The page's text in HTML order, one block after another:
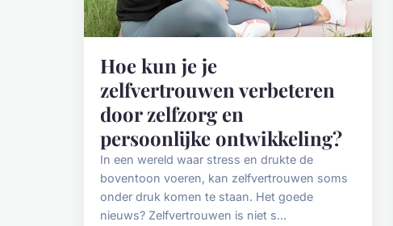
Hoe kun je je
zelfvertrouwen verbeteren
door zelfzorg en
persoonlijke ontwikkeling?
In een wereld waar stress en drukte de
boventoon voeren, kan zelfvertrouwen soms
onder druk komen te staan. Het goede
nieuws? Zelfvertrouwen is niet s...